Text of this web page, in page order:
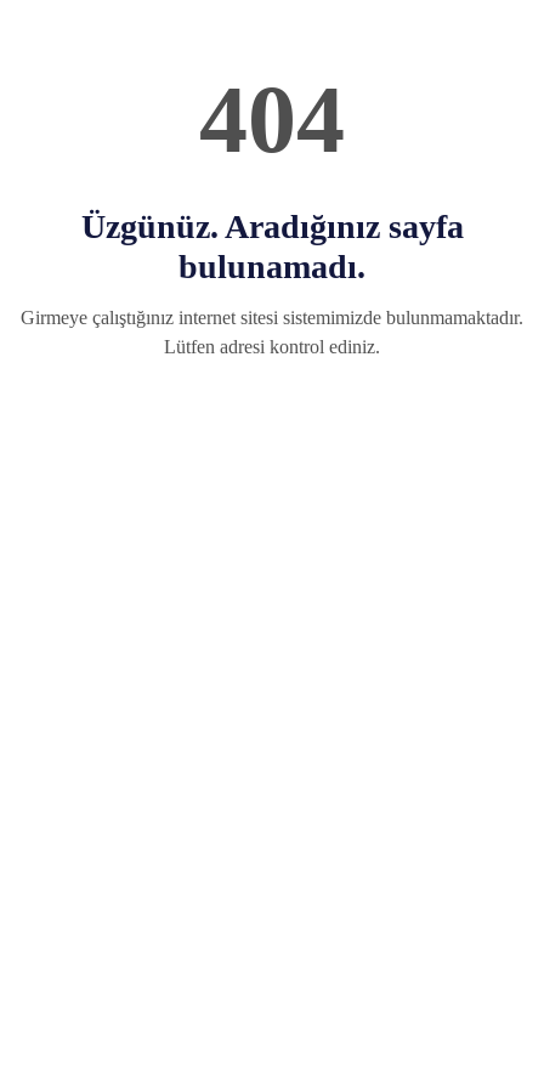
404
Üzgünüz. Aradığınız sayfa
bulunamadı.
Girmeye çalıştığınız internet sitesi sistemimizde bulunmamaktadır.
Lütfen adresi kontrol ediniz.